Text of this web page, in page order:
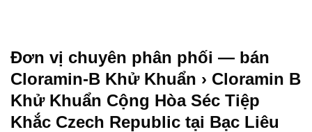
Đơn vị chuyên phân phối — bán
Cloramin-B Khử Khuẩn › Cloramin B
Khử Khuẩn Cộng Hòa Séc Tiệp
Khắc Czech Republic tại Bạc Liêu